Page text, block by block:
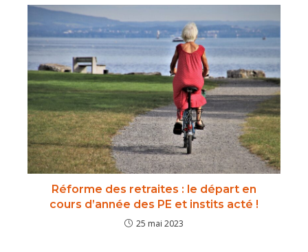
Réforme des retraites : le départ en
cours d’année des PE et instits acté !
25 mai 2023